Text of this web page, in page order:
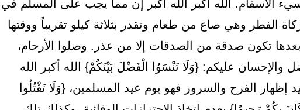
الأسقام. الله أكبر الله أكبر إن مما يجب على المسلم في
الفطر وهي صاع من طعام وتقدر بثلاثة كيلو تقريباً ووقتها
تكون صدقة من الصدقات إلا من عذر. وصلوا الأرحام،
والإحسان عليكم: {وَلَا تَنْسَوُا الْفَضْلَ بَيْنَكُمْ} الله أكبر الله
إظهار الفرح والسرور فهو يوم عيد المسلمين، {وَلَا تَقْتُلُوا